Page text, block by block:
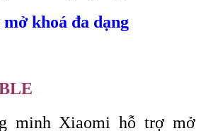
khoá đa dạng
minh Xiaomi hỗ trợ mở